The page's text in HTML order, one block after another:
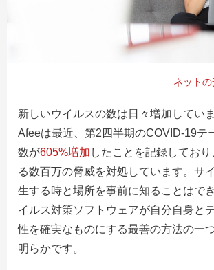
ネット
新しいウイルスの数は日々増加してい
Afeeは最近、第2四半期のCOVID-19テ
数が605%増加 したことを記録してお
る数百万の脅威を対処しています。サ
生する時と場所を事前に知ることはで
イルス対策ソフトウェアが自分自身と
性を確実なものにする最善の方法の一
明らかです。